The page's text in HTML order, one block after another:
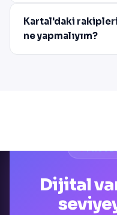
Kartal'daki
ne yapmalıyım?
Dijital